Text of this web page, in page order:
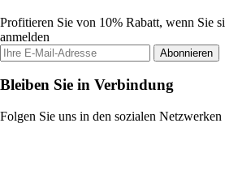
Profitieren Sie von 10% Rabatt, wenn Sie
anmelden
Abonnieren
Bleiben Sie in Verbindung
Folgen Sie uns in den sozialen Netzwerken